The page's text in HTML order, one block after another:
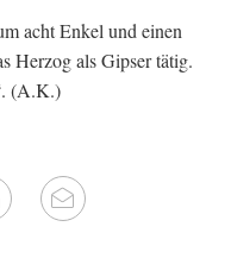
acht Enkel und einen
Herzog als Gipser tätig.
(A.K.)